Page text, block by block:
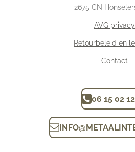
2675 CN
AVG privacy
Retourbeleid en
Contact
06 15 02
INFO@